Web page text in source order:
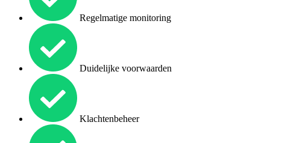
Regelmatige monitoring
Duidelijke voorwaarden
Klachtenbeheer